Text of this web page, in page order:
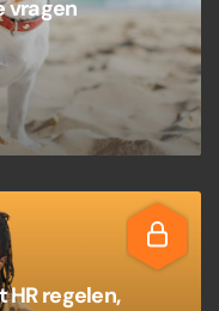
vragen
regelen,